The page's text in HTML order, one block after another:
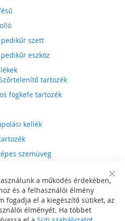
szett
eszköz
tartozék
fogkefe tartozék
kellék
szemüveg
lejátszó
Bar
a működés érdekében,
és a felhasználói élmény
fogadja el a kiegészítő sütiket, az
élményét. Ha többet